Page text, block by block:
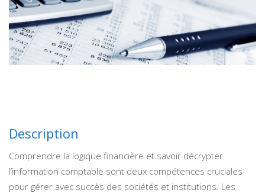
Description
Comprendre la logique financière et savoir décrypter
l’information comptable sont deux compétences cruciales
pour gérer avec succès des sociétés et institutions. Les